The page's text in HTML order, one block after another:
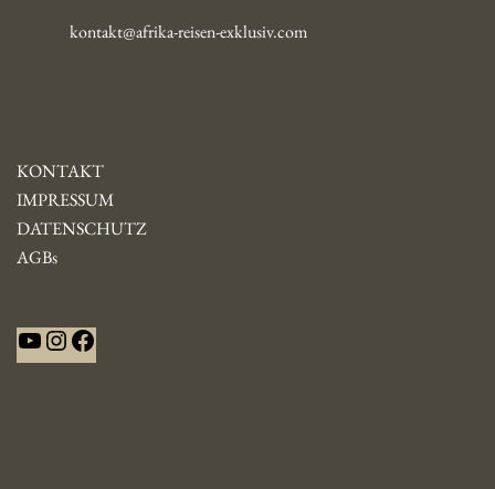
kontakt@afrika-reisen-exklusiv.com
KONTAKT
IMPRESSUM
DATENSCHUTZ
AGBs